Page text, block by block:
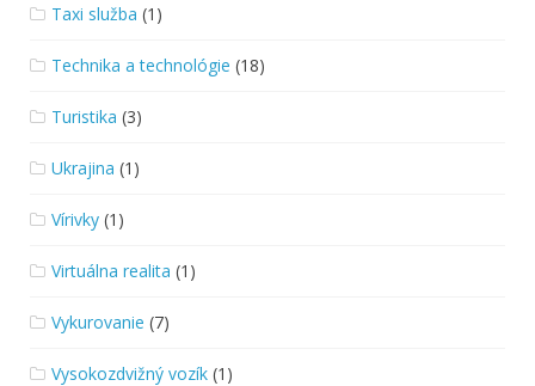
Taxi služba (1)
Technika a technológie (18)
Turistika (3)
Ukrajina (1)
Vírivky (1)
Virtuálna realita (1)
Vykurovanie (7)
Vysokozdvižný vozík (1)